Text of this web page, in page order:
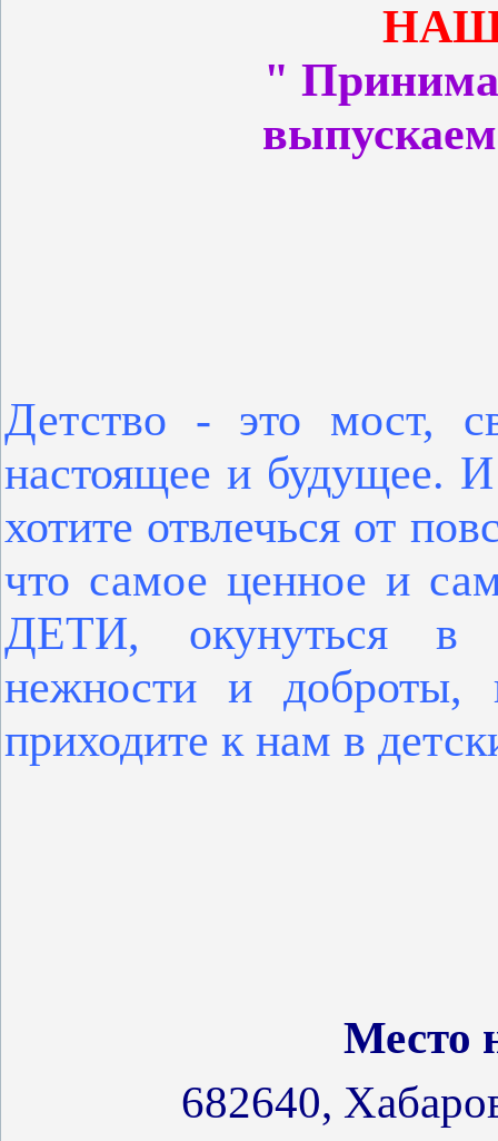
"
Детство - это мост,
настоящее и будущее.
хотите отвлечься от
что самое ценное и
ДЕТИ, окунуться в
нежности и доброты,
приходите к нам в
Место
682640,